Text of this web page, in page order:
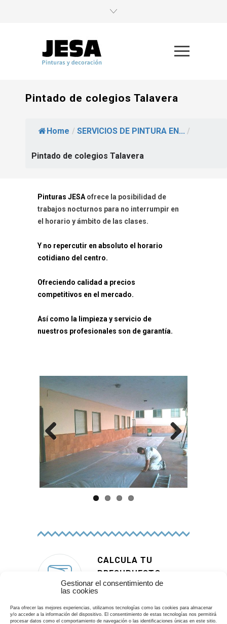
Gestionar el consentimiento de
las cookies
Para ofrecer las mejores experiencias, utilizamos tecnologías como las cookies para almacenar
y/o acceder a la información del dispositivo. El consentimiento de estas tecnologías nos permitirá
procesar datos como el comportamiento de navegación o las identificaciones únicas en este sitio.
Pintado de colegios Talavera
Home / SERVICIOS DE PINTURA EN... /
Pintado de colegios Talavera
Pinturas JESAofrece la posibilidad de
trabajos nocturnos para no interrumpir en
el horario y ámbito de las clases.
Y no repercutir en absoluto el horario
cotidiano del centro.
Ofreciendo calidad a precios
competitivos en el mercado.
Así como la limpieza y servicio de
nuestros profesionales son de garantía.
Previo
us
Next
CALCULA TU
PRESUPUESTO
Utilice nuestro formulario
para estimar el
presupuesto de su obra.